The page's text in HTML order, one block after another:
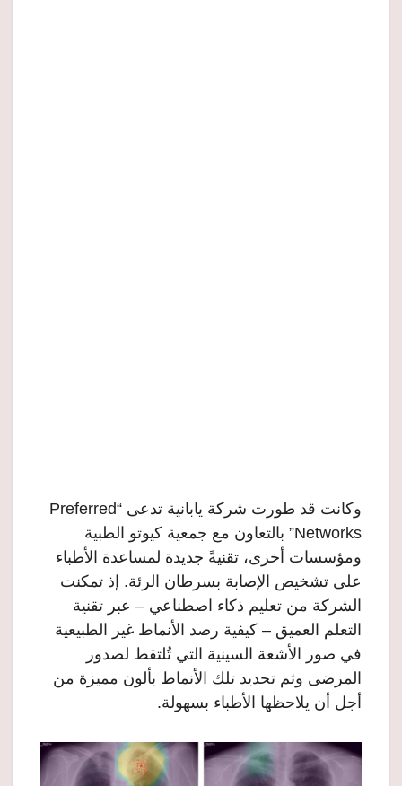
وكانت قد طورت شركة يابانية تدعى “Preferred
Networks” بالتعاون مع جمعية كيوتو الطبية
ومؤسسات أخرى، تقنيةً جديدة لمساعدة الأطباء
على تشخيص الإصابة بسرطان الرئة. إذ تمكنت
الشركة من تعليم ذكاء اصطناعي – عبر تقنية
التعلم العميق – كيفية رصد الأنماط غير الطبيعية
في صور الأشعة السينية التي تُلتقط لصدور
المرضى وثم تحديد تلك الأنماط بألون مميزة من
أجل أن يلاحظها الأطباء بسهولة.